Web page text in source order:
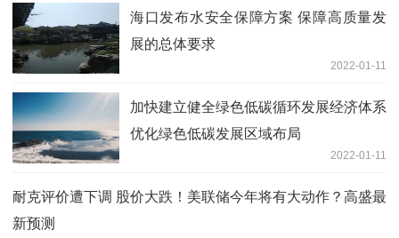
海口发布水安全保障方案 保障高质量发
展的总体要求
2022-01-11
加快建立健全绿色低碳循环发展经济体系
优化绿色低碳发展区域布局
2022-01-11
耐克评价遭下调 股价大跌！美联储今年将有大动作？高盛最
新预测